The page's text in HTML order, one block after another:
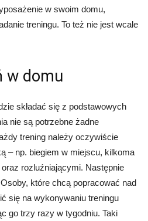
w swoim domu,
treningu. To też nie jest wcale
w domu
składać się z podstawowych
nie są potrzebne żadne
trening należy oczywiście
– np. biegiem w miejscu, kilkoma
rozluźniającymi. Następnie
które chcą popracować nad
się na wykonywaniu treningu
go trzy razy w tygodniu. Taki